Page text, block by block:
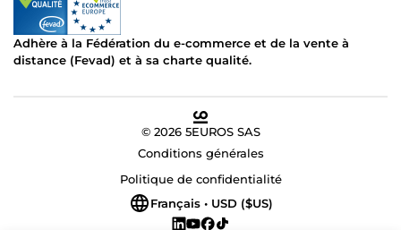
Adhère à la Fédération du e-commerce et de la vente à
distance (Fevad) et à sa charte qualité.
© 2026 5EUROS SAS
Conditions générales
Politique de confidentialité
Français • USD ($US)